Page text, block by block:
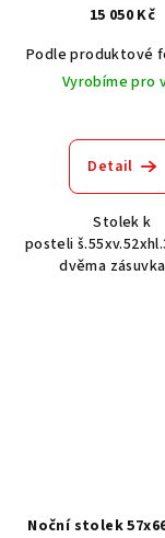
15 050 Kč
Podle produktové
Vyrobíme pro
Detail
Stolek k
posteli
dvěma
Noční stolek